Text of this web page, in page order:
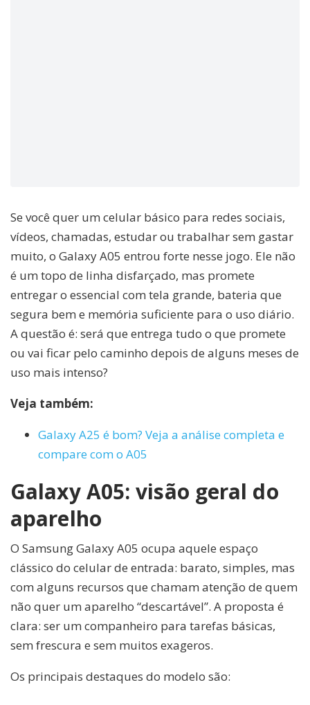
Se você quer um celular básico para redes sociais,
vídeos, chamadas, estudar ou trabalhar sem gastar
muito, o Galaxy A05 entrou forte nesse jogo. Ele não
é um topo de linha disfarçado, mas promete
entregar o essencial com tela grande, bateria que
segura bem e memória suficiente para o uso diário.
A questão é: será que entrega tudo o que promete
ou vai ficar pelo caminho depois de alguns meses de
uso mais intenso?
Veja também:
Galaxy A25 é bom? Veja a análise completa e
compare com o A05
Galaxy A05: visão geral do
aparelho
O Samsung Galaxy A05 ocupa aquele espaço
clássico do celular de entrada: barato, simples, mas
com alguns recursos que chamam atenção de quem
não quer um aparelho “descartável”. A proposta é
clara: ser um companheiro para tarefas básicas,
sem frescura e sem muitos exageros.
Os principais destaques do modelo são: